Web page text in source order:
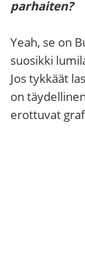
parhaiten?
Yeah, se on
suosikki
Jos tykkäät
on
erottuvat